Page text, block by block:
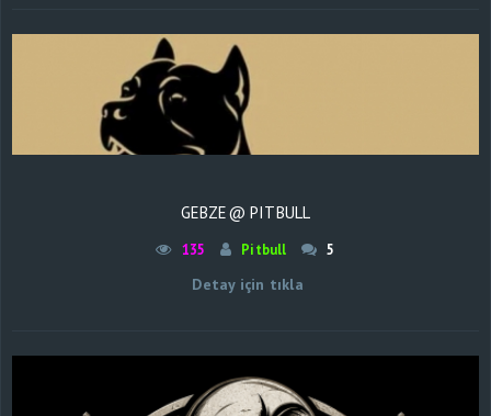
GEBZE@ PITBULL
135 Pitbull 5
Detay için tıkla